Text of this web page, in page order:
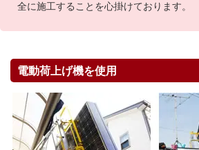
全に施工することを心掛けております。
電動荷上げ機を使用